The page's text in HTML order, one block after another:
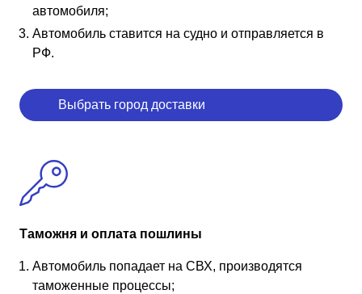
автомобиля;
Автомобиль ставится на судно и отправляется в
РФ.
Выбрать город доставки
Таможня и оплата пошлины
Автомобиль попадает на СВХ, производятся
таможенные процессы;